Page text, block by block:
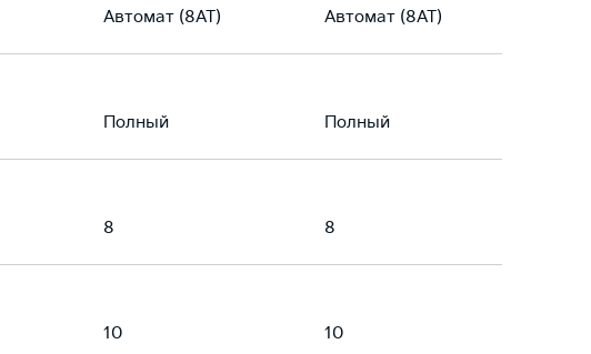
Автомат (8AT) Автомат (8AT)
Полный Полный
8 8
10 10